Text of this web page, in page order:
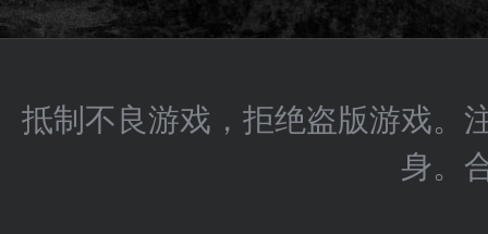
抵制不良游戏，拒绝盗版游戏。
身。